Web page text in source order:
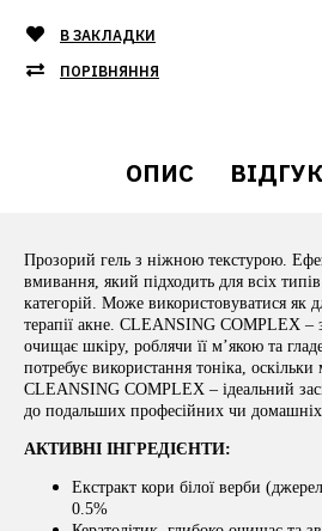
В ЗАКЛАДКИ
ПОРІВНЯННЯ
ОПИС
Прозорий гель з ніжною текстурою.
вмивання, який підходить для всіх
категорій. Може використовуватися як
терапії акне. CLEANSING COMPLEX –
очищає шкіру, роблячи її м’якою та
потребує використання тоніка, оскільки
CLEANSING COMPLEX – ідеальний
до подальших професійних чи домашніх
АКТИВНІ ІНГРЕДІЄНТИ:
Екстракт кори білої верби
0.5%